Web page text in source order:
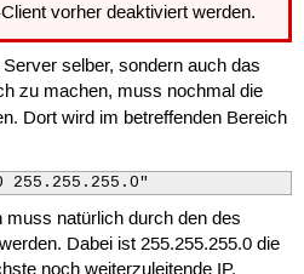
vorher deaktiviert werden.
selber, sondern auch das
zu machen, muss nochmal die
Dort wird im betreffenden Bereich
255.255.255.0"
natürlich durch den des
Dabei ist 255.255.255.0 die